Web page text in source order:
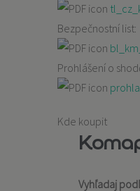
Bezpečnostní list:
Prohlášení o
Kde koupit
Vyhľadaj